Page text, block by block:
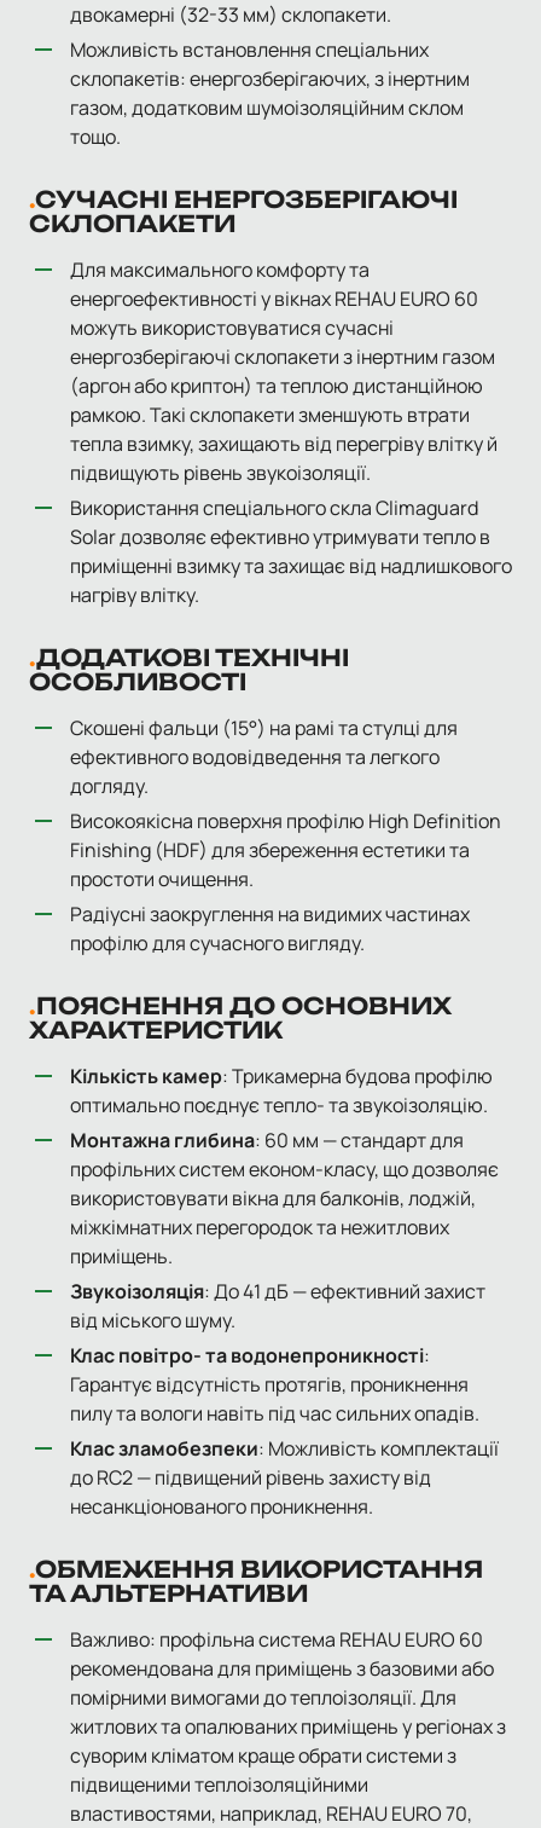
двокамерні (32-33 мм) склопакети.
Можливість встановлення спеціальних
склопакетів: енергозберігаючих, з інертним
газом, додатковим шумоізоляційним склом
тощо.
СУЧАСНІ ЕНЕРГОЗБЕРІГАЮЧІ
СКЛОПАКЕТИ
Для максимального комфорту та
енергоефективності у вікнах REHAU EURO 60
можуть використовуватися сучасні
енергозберігаючі склопакети з інертним газом
(аргон або криптон) та теплою дистанційною
рамкою. Такі склопакети зменшують втрати
тепла взимку, захищають від перегріву влітку й
підвищують рівень звукоізоляції.
Використання спеціального скла Climaguard
Solar дозволяє ефективно утримувати тепло в
приміщенні взимку та захищає від надлишкового
нагріву влітку.
ДОДАТКОВІ ТЕХНІЧНІ
ОСОБЛИВОСТІ
Скошені фальци (15°) на рамі та стулці для
ефективного водовідведення та легкого
догляду.
Високоякісна поверхня профілю High Definition
Finishing (HDF) для збереження естетики та
простоти очищення.
Радіусні заокруглення на видимих частинах
профілю для сучасного вигляду.
ПОЯСНЕННЯ ДО ОСНОВНИХ
ХАРАКТЕРИСТИК
Кількість камер: Трикамерна будова профілю
оптимально поєднує тепло- та звукоізоляцію.
Монтажна глибина: 60 мм — стандарт для
профільних систем економ-класу, що дозволяє
використовувати вікна для балконів, лоджій,
міжкімнатних перегородок та нежитлових
приміщень.
Звукоізоляція: До 41 дБ — ефективний захист
від міського шуму.
Клас повітро- та водонепроникності:
Гарантує відсутність протягів, проникнення
пилу та вологи навіть під час сильних опадів.
Клас зламобезпеки: Можливість комплектації
до RC2 — підвищений рівень захисту від
несанкціонованого проникнення.
ОБМЕЖЕННЯ ВИКОРИСТАННЯ
ТА АЛЬТЕРНАТИВИ
Важливо: профільна система REHAU EURO 60
рекомендована для приміщень з базовими або
помірними вимогами до теплоізоляції. Для
житлових та опалюваних приміщень у регіонах з
суворим кліматом краще обрати системи з
підвищеними теплоізоляційними
властивостями, наприклад, REHAU EURO 70,